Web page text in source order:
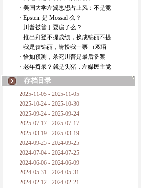
· 美国大学左翼思想占上风：不是竞
· Epstein 是 Mossad 么？
· 川普被普丁耍骗了么？
· 推出拜登不提成绩，换成锦丽不提
· 我是贺锦丽，请投我一票 （双语
· 恰如预测，杀死川普是最后备案
· 老年痴呆？就是头猪，左媒民主党
存档目录
2025-11-05 - 2025-11-05
2025-10-24 - 2025-10-30
2025-09-24 - 2025-09-24
2025-07-17 - 2025-07-17
2025-03-19 - 2025-03-19
2024-09-25 - 2024-09-25
2024-07-04 - 2024-07-25
2024-06-06 - 2024-06-09
2024-05-31 - 2024-05-31
2024-02-12 - 2024-02-21